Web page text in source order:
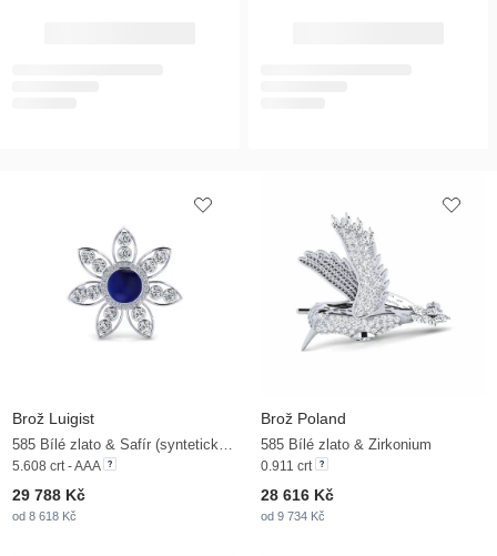
Brož Luigist
585 Bílé zlato & Safír (syntetický) & Zirkonium
5.608 crt - AAA
29 788 Kč
od 8 618 Kč
Brož Poland
585 Bílé zlato & Zirkonium
0.911 crt
28 616 Kč
od 9 734 Kč